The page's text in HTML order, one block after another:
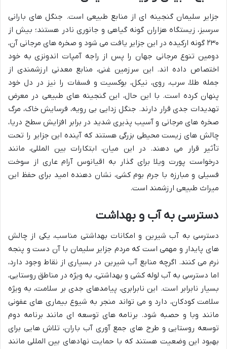
جزایر سلیمان گنجینه ای از منابع طبیعی است. جنگل های بارانی
سرسبز، زیستگاه هزاران گونه گیاهی و جانوری نادر هستند؛ بیش از
۲۳۰ گونه ارکیده در این جزایر یافت می شود و صخره های مرجانی آن،
دومین تنوع مرجانی جهان را پس از راجه آمپات اندونزی به خود
اختصاص داده اند. این سرزمین غنی، منابع معدنی ارزشمندی از
جمله طلا، سرب، روی، نیکل، بوکسیت و فسفات را نیز در دل خود
پنهان کرده است. با این حال، این گنجینه های طبیعی در معرض
تهدیدات جدی قرار دارند. جنگل زدایی بی رویه، فرسایش خاک، مرگ
صخره های مرجانی و آسیب پذیری شدید در برابر افزایش سطح دریا،
چالش های زیست محیطی بزرگی هستند که آینده این جزایر را تحت
تأثیر قرار می دهند. در این میان، ابتکارات بین المللی، مانند
درخواست پورت ویلا برای گذار به اقیانوس آرام عاری از سوخت
فسیلی و مبارزه با جرم بوم کشی، نشان دهنده امید برای حفظ این
میراث طبیعی ارزشمند است.
دسترسی به آب و بهداشت
دسترسی به آب شیرین و امکانات بهداشتی مناسب، یکی از چالش
های پایدار و مهمی است که مردم جزایر سلیمان با آن دست و پنجه
نرم می کنند. اگرچه منابع آب شیرین در بسیاری از نقاط وجود دارد،
اما دسترسی به آب لوله کشی و بهداشتی، به ویژه در مناطق روستایی،
بسیار نابرابر است. این نابرابری، پیامدهای جدی بر سلامت، به ویژه
سلامت کودکان، دارد و می تواند منجر به شیوع بیماری های عفونی
مانند وبا و حصبه شود. برنامه های توسعه ای مانند برنامه دوم
توسعه روستایی و طرح های جمع آوری آب باران، تلاش هایی برای
بهبود این وضعیت هستند که با حمایت نهادهای بین المللی مانند